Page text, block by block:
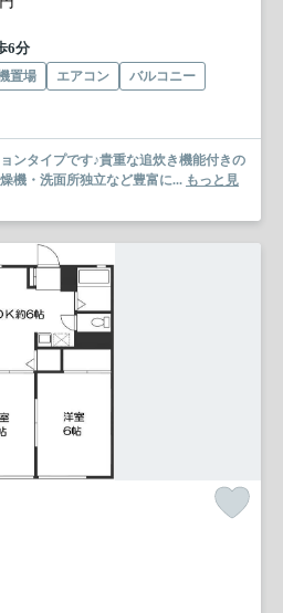
6分
置場 エアコン
バルコニー
ンタイプです♪貴重な追炊き機能付きの
機・洗面所独立など豊富に... もっと見